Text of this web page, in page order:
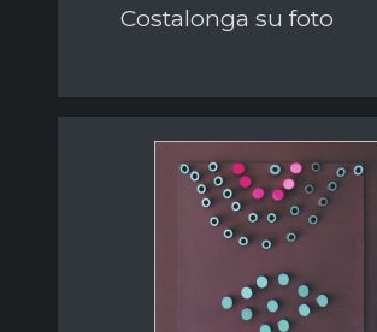
Costalonga su foto